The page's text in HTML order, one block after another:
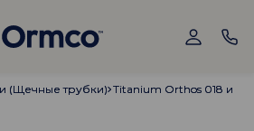
(Щечные трубки)
(Щечные трубки) Titanium Orthos 018 и
Titanium Orthos 018 и